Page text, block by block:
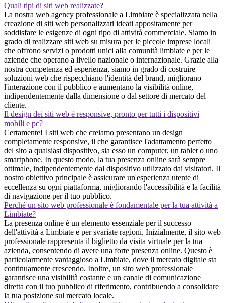
Quali tipi di siti web realizzate?
La nostra web agency professionale a Limbiate è specializzata nella
creazione di siti web personalizzati ideati appositamente per
soddisfare le esigenze di ogni tipo di attività commerciale. Siamo in
grado di realizzare siti web su misura per le piccole imprese locali
che offrono servizi o prodotti unici alla comunità limbiate e per le
aziende che operano a livello nazionale o internazionale. Grazie alla
nostra competenza ed esperienza, siamo in grado di costruire
soluzioni web che rispecchiano l'identità del brand, migliorano
l'interazione con il pubblico e aumentano la visibilità online,
indipendentemente dalla dimensione o dal settore di mercato del
cliente.
Il design dei siti web è responsive, pronto per tutti i dispositivi
mobili e pc?
Certamente! I siti web che creiamo presentano un design
completamente responsive, il che garantisce l'adattamento perfetto
del sito a qualsiasi dispositivo, sia esso un computer, un tablet o uno
smartphone. In questo modo, la tua presenza online sarà sempre
ottimale, indipendentemente dal dispositivo utilizzato dai visitatori. Il
nostro obiettivo principale è assicurare un'esperienza utente di
eccellenza su ogni piattaforma, migliorando l'accessibilità e la facilità
di navigazione per il tuo pubblico.
Perché un sito web professionale è fondamentale per la tua attività a
Limbiate?
La presenza online è un elemento essenziale per il successo
dell'attività a Limbiate e per svariate ragioni. Inizialmente, il sito web
professionale rappresenta il biglietto da visita virtuale per la tua
azienda, consentendo di avere una forte presenza online. Questo è
particolarmente vantaggioso a Limbiate, dove il mercato digitale sta
continuamente crescendo. Inoltre, un sito web professionale
garantisce una visibilità costante e un canale di comunicazione
diretta con il tuo pubblico di riferimento, contribuendo a consolidare
la tua posizione sul mercato locale.